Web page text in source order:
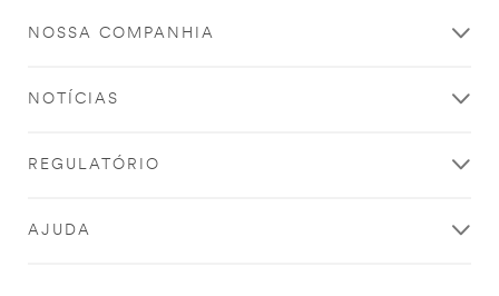
NOSSA COMPANHIA
NOTÍCIAS
REGULATÓRIO
AJUDA